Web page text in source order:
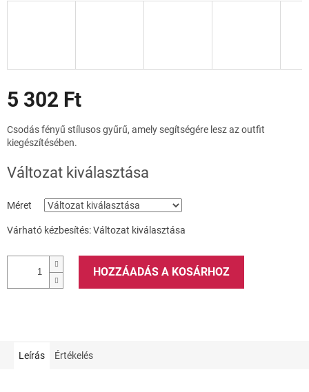
5 302 Ft
Csodás fényű stílusos gyűrű, amely segítségére lesz az outfit
kiegészítésében.
Változat kiválasztása
Méret
Várható kézbesítés:Változat kiválasztása
HOZZÁADÁS A KOSÁRHOZ
Leírás Értékelés